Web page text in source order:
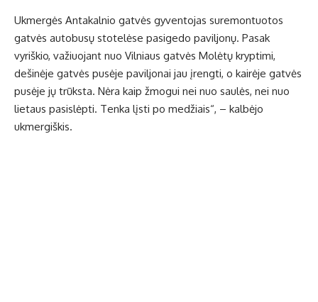
Ukmergės Antakalnio gatvės gyventojas suremontuotos
gatvės autobusų stotelėse pasigedo paviljonų. Pasak
vyriškio, važiuojant nuo Vilniaus gatvės Molėtų kryptimi,
dešinėje gatvės pusėje paviljonai jau įrengti, o kairėje gatvės
pusėje jų trūksta. Nėra kaip žmogui nei nuo saulės, nei nuo
lietaus pasislėpti. Tenka lįsti po medžiais“, – kalbėjo
ukmergiškis.